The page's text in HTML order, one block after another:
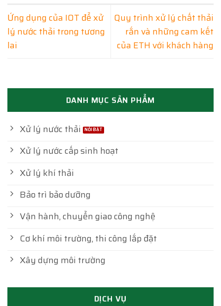
Ứng dụng của IOT để xử
lý nước thải trong tương
lai
Quy trình xử lý chất thải
rắn và những cam kết
của ETH với khách hàng
DANH MỤC SẢN PHẨM
Xử lý nước thải
Xử lý nước cấp sinh hoạt
Xử lý khí thải
Bảo trì bảo dưỡng
Vận hành, chuyển giao công nghệ
Cơ khí môi trường, thi công lắp đặt
Xây dựng môi trường
DỊCH VỤ